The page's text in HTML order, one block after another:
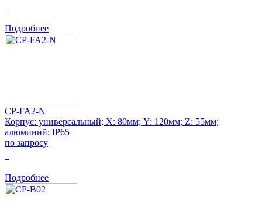
Подробнее
CP-FA2-N
Корпус: универсальный; Х: 80мм; Y: 120мм; Z: 55мм;
алюминий; IP65
по запросу
Подробнее